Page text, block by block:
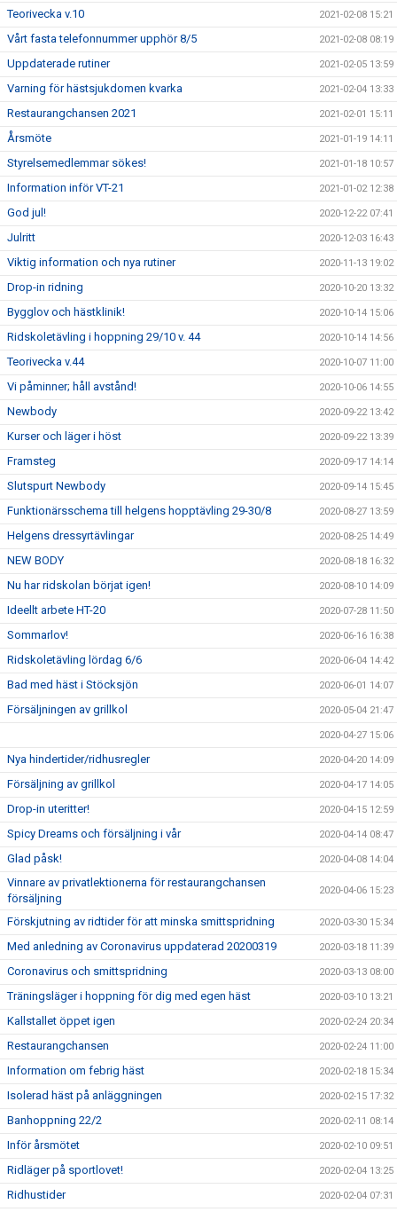
Teorivecka v.10 2021-02-08 15:21
Vårt fasta telefonnummer upphör 8/5 2021-02-08 08:19
Uppdaterade rutiner 2021-02-05 13:59
Varning för hästsjukdomen kvarka 2021-02-04 13:33
Restaurangchansen 2021 2021-02-01 15:11
Årsmöte 2021-01-19 14:11
Styrelsemedlemmar sökes! 2021-01-18 10:57
Information inför VT-21 2021-01-02 12:38
God jul! 2020-12-22 07:41
Julritt 2020-12-03 16:43
Viktig information och nya rutiner 2020-11-13 19:02
Drop-in ridning 2020-10-20 13:32
Bygglov och hästklinik! 2020-10-14 15:06
Ridskoletävling i hoppning 29/10 v. 44 2020-10-14 14:56
Teorivecka v.44 2020-10-07 11:00
Vi påminner; håll avstånd! 2020-10-06 14:55
Newbody 2020-09-22 13:42
Kurser och läger i höst 2020-09-22 13:39
Framsteg 2020-09-17 14:14
Slutspurt Newbody 2020-09-14 15:45
Funktionärsschema till helgens hopptävling 29-30/8 2020-08-27 13:59
Helgens dressyrtävlingar 2020-08-25 14:49
NEW BODY 2020-08-18 16:32
Nu har ridskolan börjat igen! 2020-08-10 14:09
Ideellt arbete HT-20 2020-07-28 11:50
Sommarlov! 2020-06-16 16:38
Ridskoletävling lördag 6/6 2020-06-04 14:42
Bad med häst i Stöcksjön 2020-06-01 14:07
Försäljningen av grillkol 2020-05-04 21:47
2020-04-27 15:06
Nya hindertider/ridhusregler 2020-04-20 14:09
Försäljning av grillkol 2020-04-17 14:05
Drop-in uteritter! 2020-04-15 12:59
Spicy Dreams och försäljning i vår 2020-04-14 08:47
Glad påsk! 2020-04-08 14:04
Vinnare av privatlektionerna för restaurangchansen
försäljning
2020-04-06 15:23
Förskjutning av ridtider för att minska smittspridning 2020-03-30 15:34
Med anledning av Coronavirus uppdaterad 20200319 2020-03-18 11:39
Coronavirus och smittspridning 2020-03-13 08:00
Träningsläger i hoppning för dig med egen häst 2020-03-10 13:21
Kallstallet öppet igen 2020-02-24 20:34
Restaurangchansen 2020-02-24 11:00
Information om febrig häst 2020-02-18 15:34
Isolerad häst på anläggningen 2020-02-15 17:32
Banhoppning 22/2 2020-02-11 08:14
Inför årsmötet 2020-02-10 09:51
Ridläger på sportlovet! 2020-02-04 13:25
Ridhustider 2020-02-04 07:31